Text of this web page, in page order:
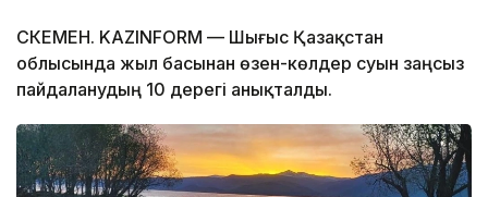
ӨСКЕМЕН. KAZINFORM — Шығыс Қазақстан
облысында жыл басынан өзен-көлдер суын заңсыз
пайдаланудың 10 дерегі анықталды.